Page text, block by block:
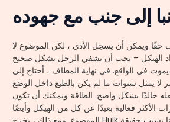
إلى جنب مع جهوده
حقًا ويمكن أن يسجل الأذى ، لكن الموضوع لا
الهيكل – يجب أن يشفي الرجل بشكل صحيح
في الواقع. في نهاية المطاف ، أحتاج إلى
لا يمثل سنوات ما لم يكن بالطبع داخل الوضع
خالدًا بشكل واضح. الطاقة ويمكنك أن تكون
الأكثر فعالية بعيدًا عن كل من الهيكل وأيضًا